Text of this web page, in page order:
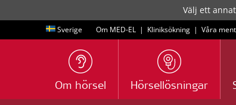
Välj ett
Sverige Om MED-EL | Kliniksökning | Våra
Om hörsel Hörsellösningar